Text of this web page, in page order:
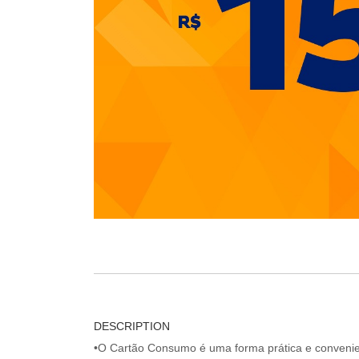
DESCRIPTION
•O Cartão Consumo é uma forma prática e